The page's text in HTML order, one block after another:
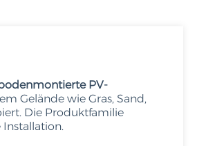
Filipino
українська
PV-
Gelände wie Gras, Sand,
Die Produktfamilie